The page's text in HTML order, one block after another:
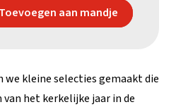
Toevoegen aan mandje
kleine selecties gemaakt die
het kerkelijke jaar in de